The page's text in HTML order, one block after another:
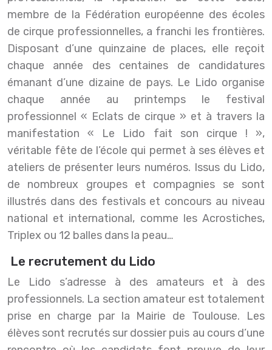
membre de la Fédération européenne des écoles
de cirque professionnelles, a franchi les frontières.
Disposant d’une quinzaine de places, elle reçoit
chaque année des centaines de candidatures
émanant d’une dizaine de pays. Le Lido organise
chaque année au printemps le festival
professionnel « Eclats de cirque » et à travers la
manifestation « Le Lido fait son cirque ! »,
véritable fête de l’école qui permet à ses élèves et
ateliers de présenter leurs numéros. Issus du Lido,
de nombreux groupes et compagnies se sont
illustrés dans des festivals et concours au niveau
national et international, comme les Acrostiches,
Triplex ou 12 balles dans la peau…
Le recrutement du Lido
Le Lido s’adresse à des amateurs et à des
professionnels. La section amateur est totalement
prise en charge par la Mairie de Toulouse. Les
élèves sont recrutés sur dossier puis au cours d’une